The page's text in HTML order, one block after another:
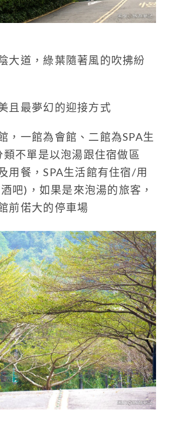
大道，綠葉隨著風的吹拂紛
且最夢幻的迎接方式
，一館為會館、二館為SPA生
類不單是以泡湯跟住宿做區
用餐，SPA生活館有住宿/用
吧)，如果是來泡湯的旅客，
前偌大的停車場